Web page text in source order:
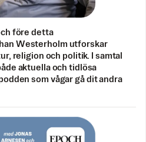
före detta
Westerholm utforskar
religion och politik. I samtal
aktuella och tidlösa
som vågar gå dit andra